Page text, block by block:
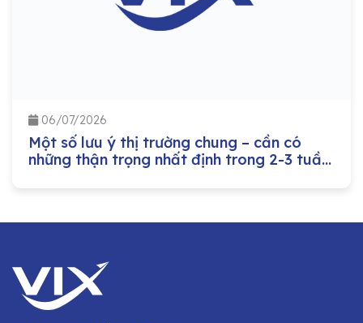
06/07/2026
Một số lưu ý thị trường chung – cần có
những thận trọng nhất định trong 2-3 tuần